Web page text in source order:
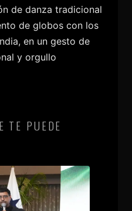
de danza tradicional
de globos con los
en un gesto de
y orgullo
TE PUEDE